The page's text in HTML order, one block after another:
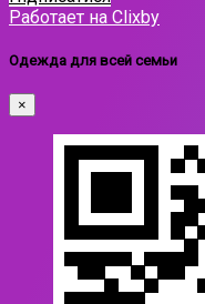
Работает на Clixby
Одежда для всей семьи
×